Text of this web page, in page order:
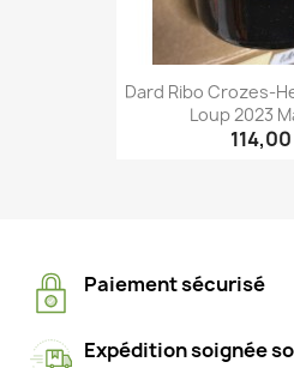
Dard Ribo Crozes-
Loup 2023
Paiement sécurisé
Expédition soignée